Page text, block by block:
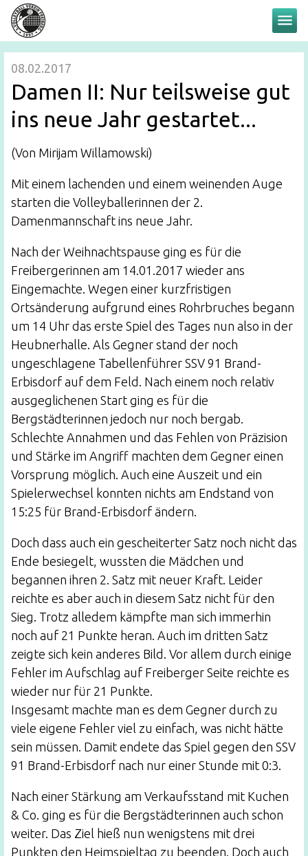
menu
08.02.2017
Damen II: Nur teilsweise gut
ins neue Jahr gestartet...
(Von Mirijam Willamowski)
Mit einem lachenden und einem weinenden Auge
starten die Volleyballerinnen der 2.
Damenmannschaft ins neue Jahr.
Nach der Weihnachtspause ging es für die
Freibergerinnen am 14.01.2017 wieder ans
Eingemachte. Wegen einer kurzfristigen
Ortsänderung aufgrund eines Rohrbruches begann
um 14 Uhr das erste Spiel des Tages nun also in der
Heubnerhalle. Als Gegner stand der noch
ungeschlagene Tabellenführer SSV 91 Brand-
Erbisdorf auf dem Feld. Nach einem noch relativ
ausgeglichenen Start ging es für die
Bergstädterinnen jedoch nur noch bergab.
Schlechte Annahmen und das Fehlen von Präzision
und Stärke im Angriff machten dem Gegner einen
Vorsprung möglich. Auch eine Auszeit und ein
Spielerwechsel konnten nichts am Endstand von
15:25 für Brand-Erbisdorf ändern.
Doch dass auch ein gescheiterter Satz noch nicht das
Ende besiegelt, wussten die Mädchen und
begannen ihren 2. Satz mit neuer Kraft. Leider
reichte es aber auch in diesem Satz nicht für den
Sieg. Trotz alledem kämpfte man sich immerhin
noch auf 21 Punkte heran. Auch im dritten Satz
zeigte sich kein anderes Bild. Vor allem durch einige
Fehler im Aufschlag auf Freiberger Seite reichte es
wieder nur für 21 Punkte.
Insgesamt machte man es dem Gegner durch zu
viele eigene Fehler viel zu einfach, was nicht hätte
sein müssen. Damit endete das Spiel gegen den SSV
91 Brand-Erbisdorf nach nur einer Stunde mit 0:3.
Nach einer Stärkung am Verkaufsstand mit Kuchen
& Co. ging es für die Bergstädterinnen auch schon
weiter. Das Ziel hieß nun wenigstens mit drei
Punkten den Heimspieltag zu beenden. Doch auch